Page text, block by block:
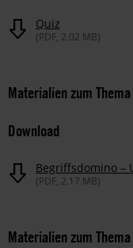
Quiz
(PDF, 2.02 MB)
Materialien zum
Download
Begriffsdomino –
(PDF, 2.17 MB)
Materialien zum